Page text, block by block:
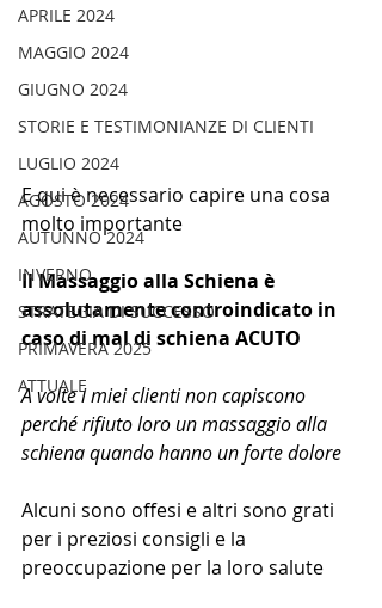
APRILE 2024
MAGGIO 2024
GIUGNO 2024
STORIE E TESTIMONIANZE DI CLIENTI
LUGLIO 2024
AGOSTO 2024
AUTUNNO 2024
INVERNO
STRATEGIA DI SUCCESSO
PRIMAVERA 2025
ATTUALE
E qui è necessario capire una cosa
molto importante
Il Massaggio alla Schiena è
assolutamente controindicato in
caso di mal di schiena ACUTO
A volte i miei clienti non capiscono
perché rifiuto loro un massaggio alla
schiena quando hanno un forte dolore
Alcuni sono offesi e altri sono grati
per i preziosi consigli e la
preoccupazione per la loro salute